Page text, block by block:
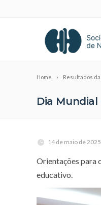
Home Resultados
Dia Mundial
14 de maio de 2025
Orientações para
educativo.